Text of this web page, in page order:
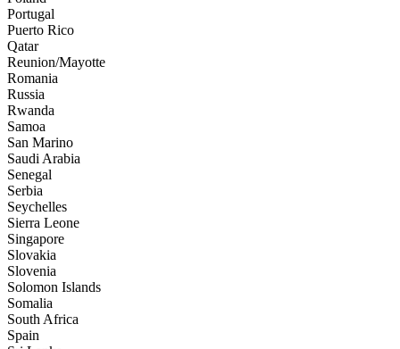
Portugal
Puerto Rico
Qatar
Reunion/Mayotte
Romania
Russia
Rwanda
Samoa
San Marino
Saudi Arabia
Senegal
Serbia
Seychelles
Sierra Leone
Singapore
Slovakia
Slovenia
Solomon Islands
Somalia
South Africa
Spain